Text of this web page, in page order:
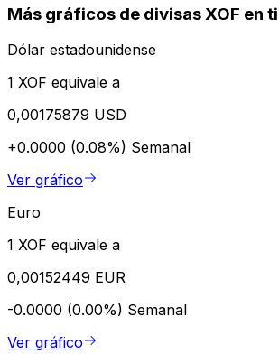
Más gráficos de divisas XOF en
Dólar estadounidense
1 XOF equivale a
0,00175879 USD
+0.0000 (0.08%) Semanal
Ver gráfico
Euro
1 XOF equivale a
0,00152449 EUR
-0.0000 (0.00%) Semanal
Ver gráfico